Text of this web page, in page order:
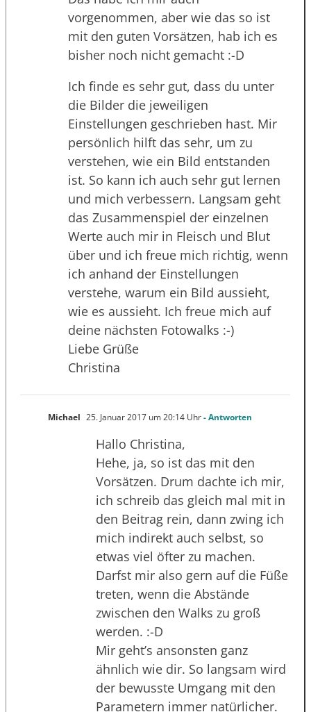
vorgenommen, aber wie das so ist
mit den guten Vorsätzen, hab ich es
bisher noch nicht gemacht :-D
Ich finde es sehr gut, dass du unter
die Bilder die jeweiligen
Einstellungen geschrieben hast. Mir
persönlich hilft das sehr, um zu
verstehen, wie ein Bild entstanden
ist. So kann ich auch sehr gut lernen
und mich verbessern. Langsam geht
das Zusammenspiel der einzelnen
Werte auch mir in Fleisch und Blut
über und ich freue mich richtig, wenn
ich anhand der Einstellungen
verstehe, warum ein Bild aussieht,
wie es aussieht. Ich freue mich auf
deine nächsten Fotowalks :-)
Liebe Grüße
Christina
Michael 25. Januar 2017 um 20:14 Uhr- Antworten
Hallo Christina,
Hehe, ja, so ist das mit den
Vorsätzen. Drum dachte ich mir,
ich schreib das gleich mal mit in
den Beitrag rein, dann zwing ich
mich indirekt auch selbst, so
etwas viel öfter zu machen.
Darfst mir also gern auf die Füße
treten, wenn die Abstände
zwischen den Walks zu groß
werden. :-D
Mir geht’s ansonsten ganz
ähnlich wie dir. So langsam wird
der bewusste Umgang mit den
Parametern immer natürlicher.